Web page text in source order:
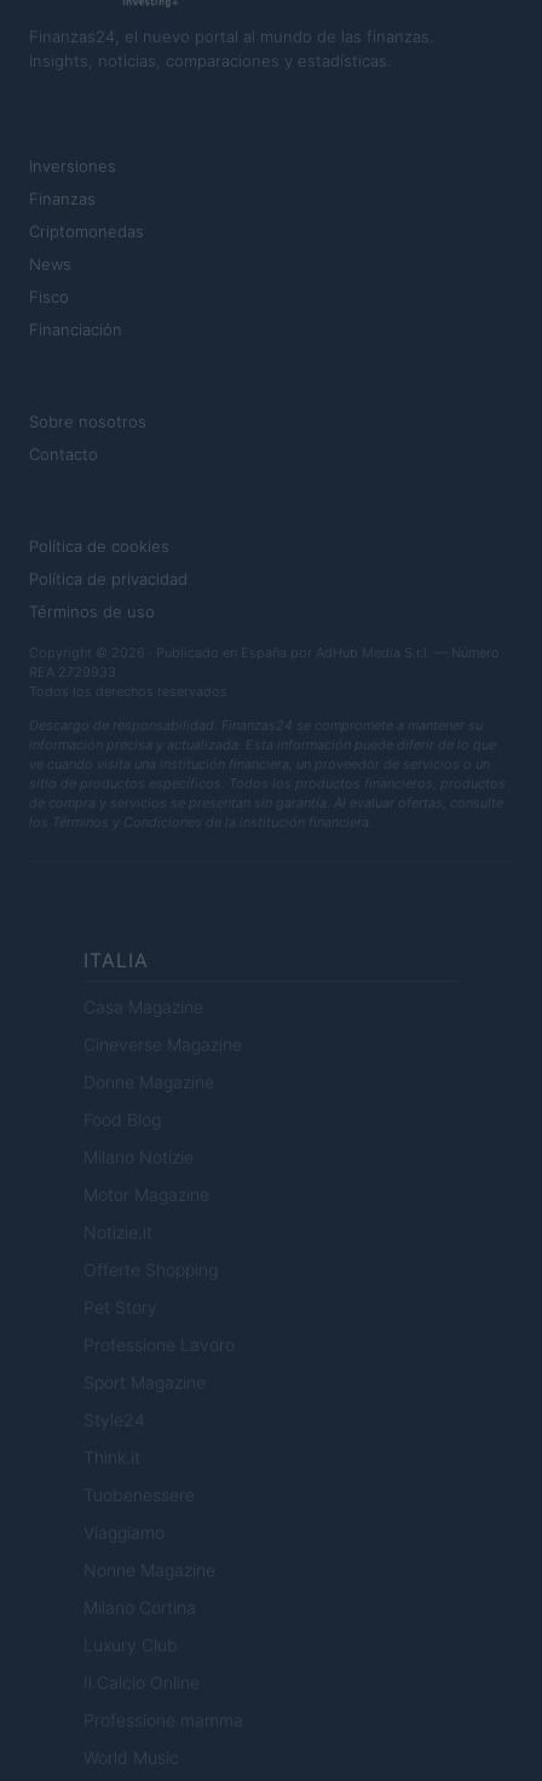
Finanzas24, el nuevo portal al mundo de las finanzas.
Insights, noticias, comparaciones y estadísticas.
Inversiones
Finanzas
Criptomonedas
News
Fisco
Financiación
Sobre nosotros
Contacto
Política de cookies
Política de privacidad
Términos de uso
Copyright © 2026 · Publicado en España por AdHub Media S.r.l. — Número
REA 2729933
Todos los derechos reservados
Descargo de responsabilidad: Finanzas24 se compromete a mantener su
información precisa y actualizada. Esta información puede diferir de lo que
ve cuando visita una institución financiera, un proveedor de servicios o un
sitio de productos específicos. Todos los productos financieros, productos
de compra y servicios se presentan sin garantía. Al evaluar ofertas, consulte
los Términos y Condiciones de la institución financiera.
ITALIA
Casa Magazine
Cineverse Magazine
Donne Magazine
Food Blog
Milano Notizie
Motor Magazine
Notizie.it
Offerte Shopping
Pet Story
Professione Lavoro
Sport Magazine
Style24
Think.it
Tuobenessere
Viaggiamo
Nonne Magazine
Milano Cortina
Luxury Club
Il Calcio Online
Professione mamma
World Music